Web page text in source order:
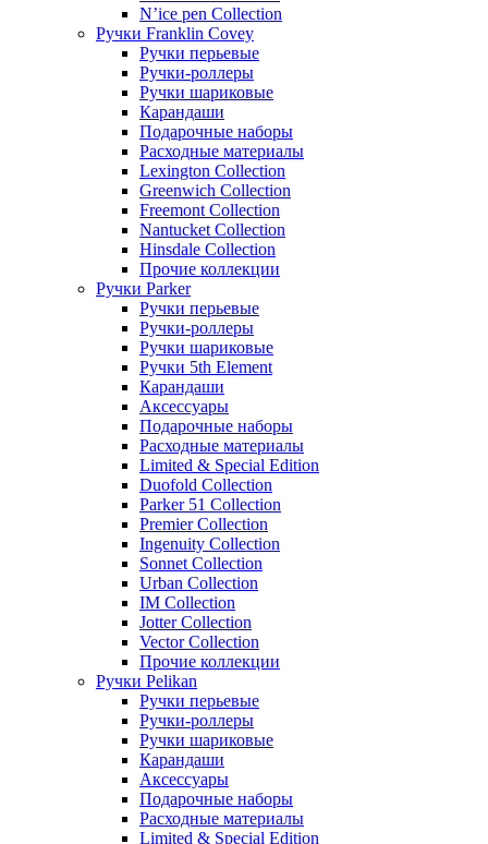
N’ice pen Collection
Ручки Franklin Covey
Ручки перьевые
Ручки-роллеры
Ручки шариковые
Карандаши
Подарочные наборы
Расходные материалы
Lexington Collection
Greenwich Collection
Freemont Collection
Nantucket Collection
Hinsdale Collection
Прочие коллекции
Ручки Parker
Ручки перьевые
Ручки-роллеры
Ручки шариковые
Ручки 5th Element
Карандаши
Аксессуары
Подарочные наборы
Расходные материалы
Limited & Special Edition
Duofold Collection
Parker 51 Collection
Premier Collection
Ingenuity Collection
Sonnet Collection
Urban Collection
IM Collection
Jotter Collection
Vector Collection
Прочие коллекции
Ручки Pelikan
Ручки перьевые
Ручки-роллеры
Ручки шариковые
Карандаши
Аксессуары
Подарочные наборы
Расходные материалы
Limited & Special Edition